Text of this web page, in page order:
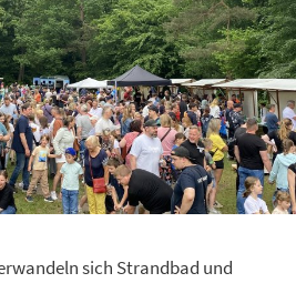
sich Strandbad und